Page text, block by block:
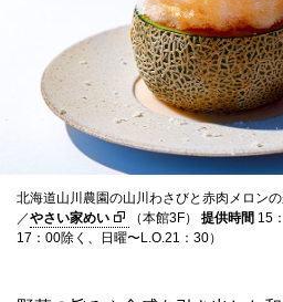
北海道山川農園の山川わさびと赤肉メロン
／やさい家めい （本館3F） 提供時間 15
17：00除く、日曜〜L.O.21：30）